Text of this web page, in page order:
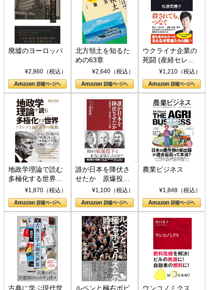
廃墟のヨーロッパ
¥2,860（税込）
北方領土を知るた
めの63章
¥2,640（税込）
ウクライナ企業の
死闘 (産経セレク
ト S 039)¥1,210（税込）
地政学理論で読む
多極化する世界：
トランプとBRICS
の挑戦
¥1,870（税込）
誰が日本を降伏さ
せたか 原爆投
下、ソ連参戦、そ
して聖断 (PHP新
書)
¥1,100（税込）
農業ビジネス
¥1,848（税込）
古典に学ぶ現代世
ルペンと極右ポピ
ウンコノミクス